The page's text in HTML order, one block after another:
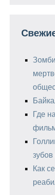
Где
зубов
Как